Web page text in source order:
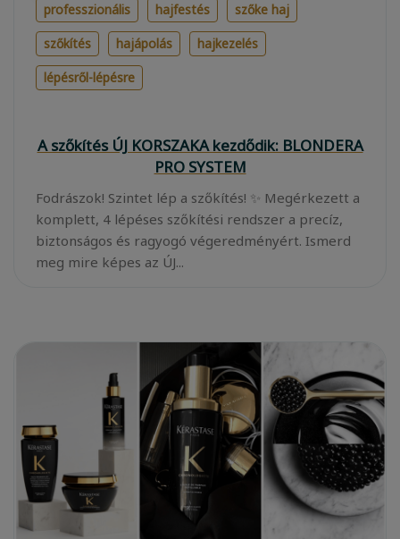
professzionális
hajfestés
szőke haj
szőkítés
hajápolás
hajkezelés
lépésről-lépésre
A szőkítés ÚJ KORSZAKA kezdődik: BLONDERA
PRO SYSTEM
Fodrászok! Szintet lép a szőkítés! ✨ Megérkezett a
komplett, 4 lépéses szőkítési rendszer a precíz,
biztonságos és ragyogó végeredményért. Ismerd
meg mire képes az ÚJ...